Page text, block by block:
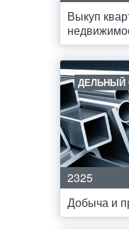
Выкуп
ДЕЛЬНЫЙ
2325
Добыча и